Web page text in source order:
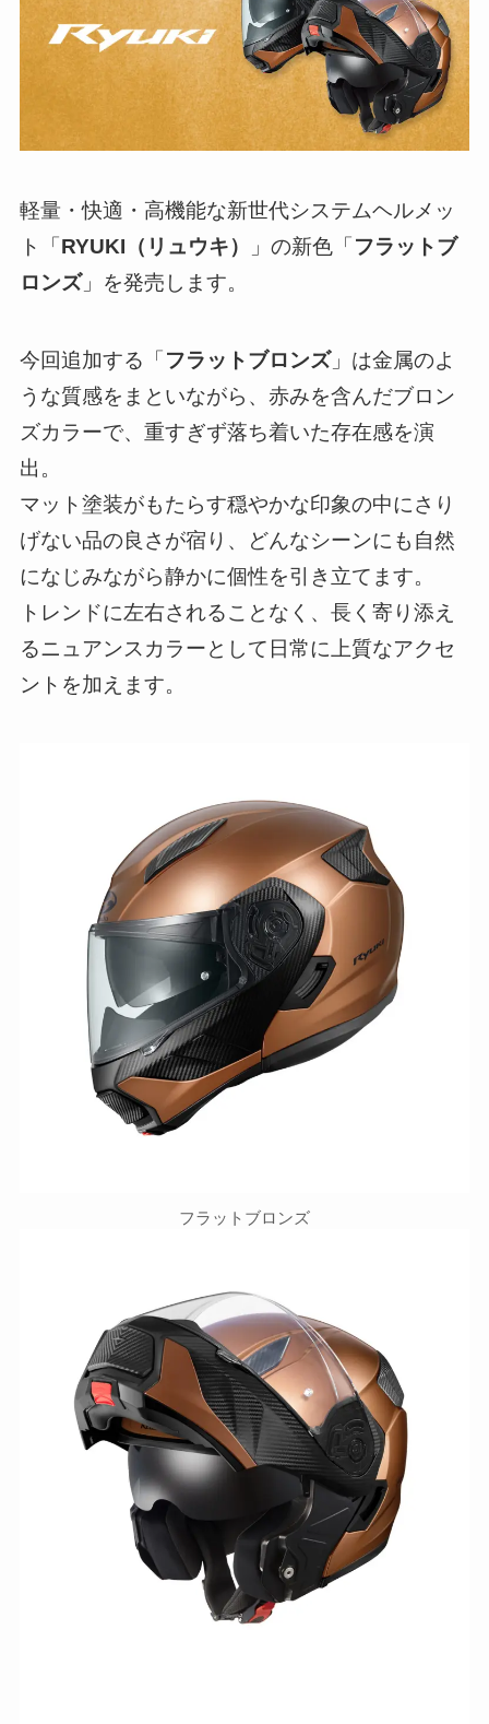
軽量・快適・高機能な新世代システムヘルメッ
ト「 RYUKI（リュウキ） 」の新色「 フラットブ
ロンズ」を発売します。
今回追加する「フラットブロンズ」は金属のよ
うな質感をまといながら、赤みを含んだブロン
ズカラーで、重すぎず落ち着いた存在感を演
出。
マット塗装がもたらす穏やかな印象の中にさり
げない品の良さが宿り、どんなシーンにも自然
になじみながら静かに個性を引き立てます。
トレンドに左右されることなく、長く寄り添え
るニュアンスカラーとして日常に上質なアクセ
ントを加えます。
フラットブロンズ